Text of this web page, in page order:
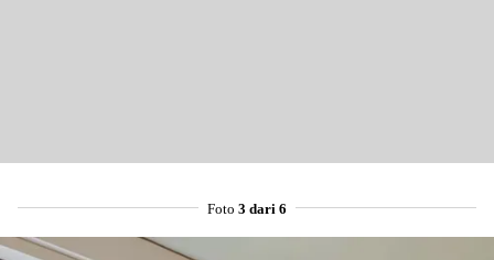
Foto 3 dari 6